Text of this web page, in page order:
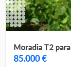
85.000 €